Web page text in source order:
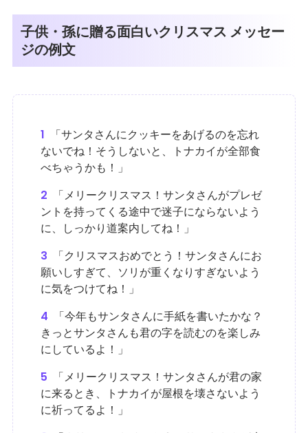
子供・孫に贈る面白いクリスマス メッセー
ジの例文
1
「サンタさんにクッキーをあげるのを忘れ
ないでね！そうしないと、トナカイが全部食
べちゃうかも！」
2
「メリークリスマス！サンタさんがプレゼ
ントを持ってくる途中で迷子にならないよう
に、しっかり道案内してね！」
3
「クリスマスおめでとう！サンタさんにお
願いしすぎて、ソリが重くなりすぎないよう
に気をつけてね！」
4
「今年もサンタさんに手紙を書いたかな？
きっとサンタさんも君の字を読むのを楽しみ
にしているよ！」
5
「メリークリスマス！サンタさんが君の家
に来るとき、トナカイが屋根を壊さないよう
に祈ってるよ！」